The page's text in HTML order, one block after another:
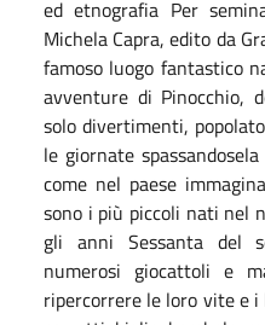
ed etnografia Per
Michela Capra, edito da
famoso luogo fantastico
avventure di Pinocchio,
solo divertimenti,
le giornate
come nel paese
sono i più piccoli nati nel
gli anni Sessanta del
numerosi giocattoli e
ripercorrere le loro vite e i